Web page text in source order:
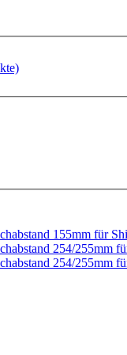
155mm für
254/255mm
254/255mm